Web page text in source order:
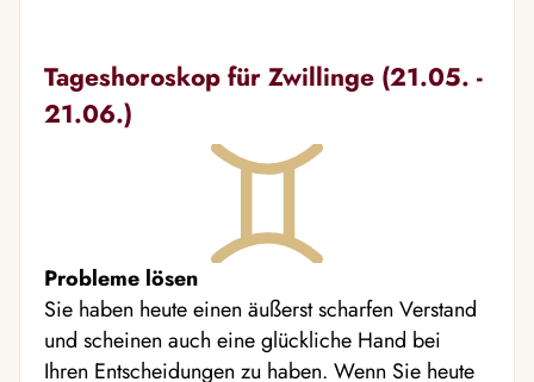
Tageshoroskop für Zwillinge (21.05. -
21.06.)
Probleme lösen
Sie haben heute einen äußerst scharfen Verstand
und scheinen auch eine glückliche Hand bei
Ihren Entscheidungen zu haben. Wenn Sie heute